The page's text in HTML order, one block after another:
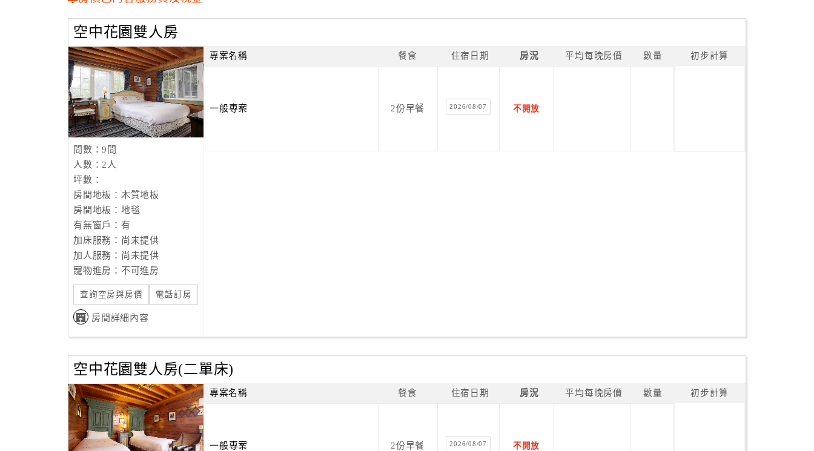
空中花園雙人房
間數：9間
人數：2人
坪數：
房間地板：木質地板
房間地板：地毯
有無窗戶：有
加床服務：尚未提供
加人服務：尚未提供
寵物進房：不可進房
查詢空房與房價 電話訂房
房間詳細內容
專案名稱 餐食 住宿日期 房況 平均每晚房價 數量 初步計算
一般專案 2份早餐 2026/08/07 不開放
空中花園雙人房(二單床)
專案名稱 餐食 住宿日期 房況 平均每晚房價 數量 初步計算
一般專案 2份早餐 2026/08/07 不開放